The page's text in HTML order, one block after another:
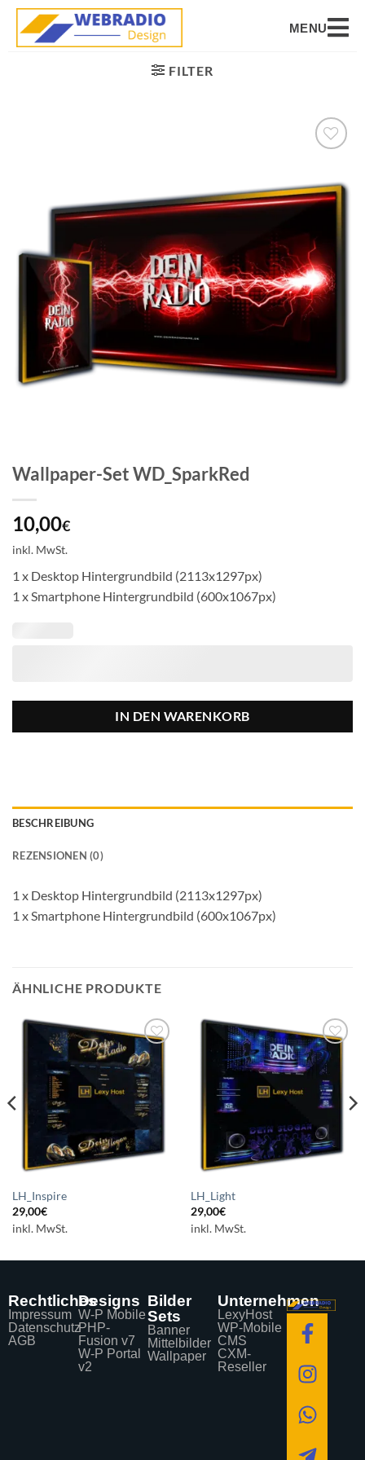
MENU
FILTER
Wunschliste
setzen
Wallpaper-Set WD_SparkRed
10,00€
inkl. MwSt.
1 x Desktop Hintergrundbild (2113x1297px)
1 x Smartphone Hintergrundbild (600x1067px)
IN DEN WARENKORB
BESCHREIBUNG
REZENSIONEN (0)
1 x Desktop Hintergrundbild (2113x1297px)
1 x Smartphone Hintergrundbild (600x1067px)
ÄHNLICHE PRODUKTE
Auf die
Wunschliste
setzen
LH_Inspire
29,00€
inkl. MwSt.
Auf die
Wunschliste
setzen
LH_Light
29,00€
inkl. MwSt.
Rechtliches
Impressum
Datenschutz
AGB
Designs
W-P Mobile
PHP-
Fusion v7
W-P Portal
v2
Bilder
Sets
Banner
Mittelbilder
Wallpaper
Unternehmen
LexyHost
WP-Mobile
CMS
CXM-
Reseller